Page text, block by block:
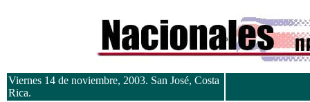
Viernes 14 de noviembre, 2003. San José, Costa
Rica.